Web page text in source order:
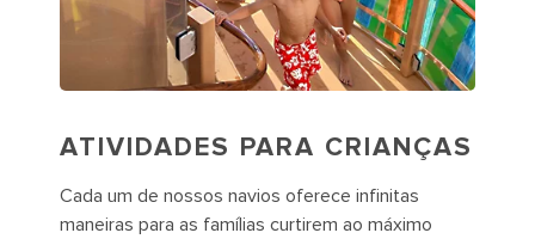
ATIVIDADES PARA CRIANÇAS
Cada um de nossos navios oferece infinitas
maneiras para as famílias curtirem ao máximo